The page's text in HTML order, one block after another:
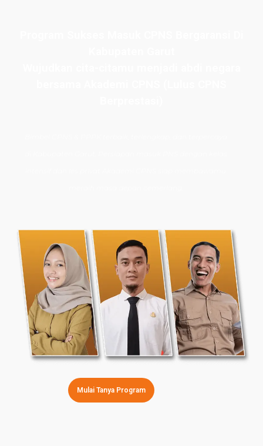
Mulai Tanya Program